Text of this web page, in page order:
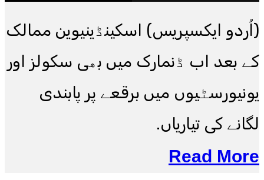
(اُردو ایکسپریس) اسکینڈینیوین ممالک
کے بعد اب ڈنمارک میں بھی سکولز اور
یونیورسٹیوں میں برقعے پر پابندی
لگانے کی تیاریاں.
Read More